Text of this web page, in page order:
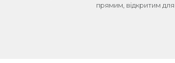
прямим, відкритим